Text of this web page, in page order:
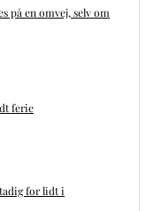
på en omvej, selv om
ferie
for lidt i